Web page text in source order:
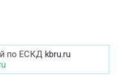
по ЕСКД kbru.ru